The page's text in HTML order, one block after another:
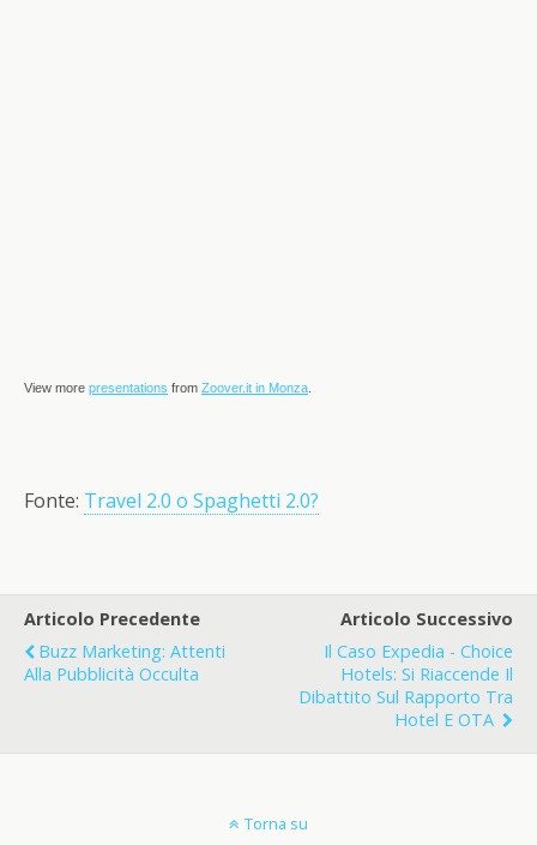
View more presentations from Zoover.it in Monza
Fonte: Travel 2.0 o Spaghetti 2.0?
Articolo Precedente
Buzz Marketing: Attenti
Alla Pubblicità Occulta
Articolo Successivo
Il Caso Expedia - Choice
Hotels: Si Riaccende Il
Dibattito Sul Rapporto Tra
Hotel E OTA
Torna su